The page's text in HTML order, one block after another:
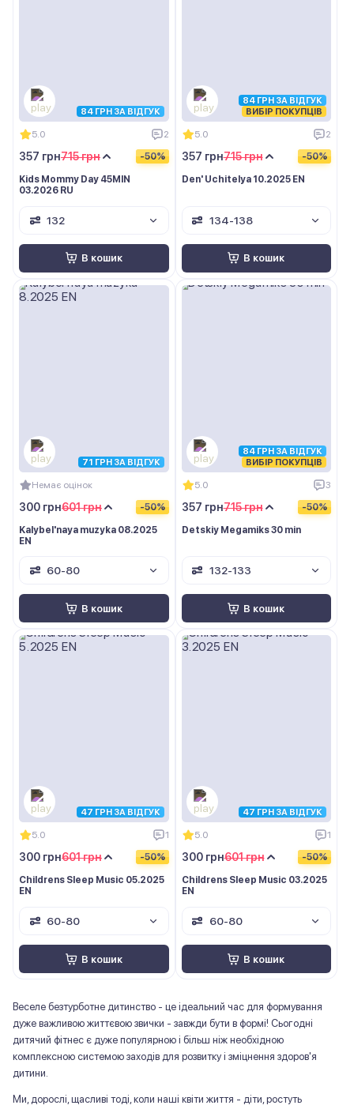
84 ГРН ЗА ВІДГУК
5.0 2
715 грн
357 грн -50%
Kids Mommy Day 45MIN
03.2026 RU
132
В кошик
84 ГРН ЗА ВІДГУК
ВИБІР ПОКУПЦІВ
5.0 2
715 грн
357 грн -50%
Den' Uchitelya 10.2025 EN
134-138
В кошик
71 ГРН ЗА ВІДГУК
Немає оцінок
601 грн
300 грн -50%
Kalybel'naya muzyka 08.2025
EN
60-80
В кошик
84 ГРН ЗА ВІДГУК
ВИБІР ПОКУПЦІВ
5.0 3
715 грн
357 грн -50%
Detskiy Megamiks 30 min
132-133
В кошик
47 ГРН ЗА ВІДГУК
5.0 1
601 грн
300 грн -50%
Childrens Sleep Music 05.2025
EN
60-80
В кошик
47 ГРН ЗА ВІДГУК
5.0 1
601 грн
300 грн -50%
Childrens Sleep Music 03.2025
EN
60-80
В кошик
Веселе безтурботне дитинство - це ідеальний час для формування
дуже важливою життєвою звички - завжди бути в формі! Сьогодні
дитячий фітнес є дуже популярною і більш ніж необхідною
комплексною системою заходів для розвитку і зміцнення здоров'я
дитини.
Ми, дорослі, щасливі тоді, коли наші квіти життя - діти, ростуть